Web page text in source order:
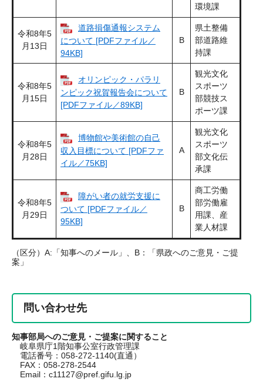
環境課
令和8年5
月13日
道路損傷通報システム
について [PDFファイル／
94KB]
B
県土整備
部道路維
持課
令和8年5
月15日
オリンピック・パラリ
ンピック祝賀報告会について
[PDFファイル／89KB]
B
観光文化
スポーツ
部競技ス
ポーツ課
令和8年5
月28日
博物館や美術館の自己
収入目標について [PDFファ
イル／75KB]
A
観光文化
スポーツ
部文化伝
承課
令和8年5
月29日
障がい者の就労支援に
ついて [PDFファイル／
95KB]
B
商工労働
部労働雇
用課、産
業人材課
（区分）A:「知事へのメール」、B：「県政へのご意見・ご提
案」
問い合わせ先
知事部局へのご意見・ご提案に関すること
岐阜県庁1階知事公室行政管理課
電話番号：058-272-1140(直通）
FAX：058-278-2544
Email： c11127@pref.gifu.lg.jp